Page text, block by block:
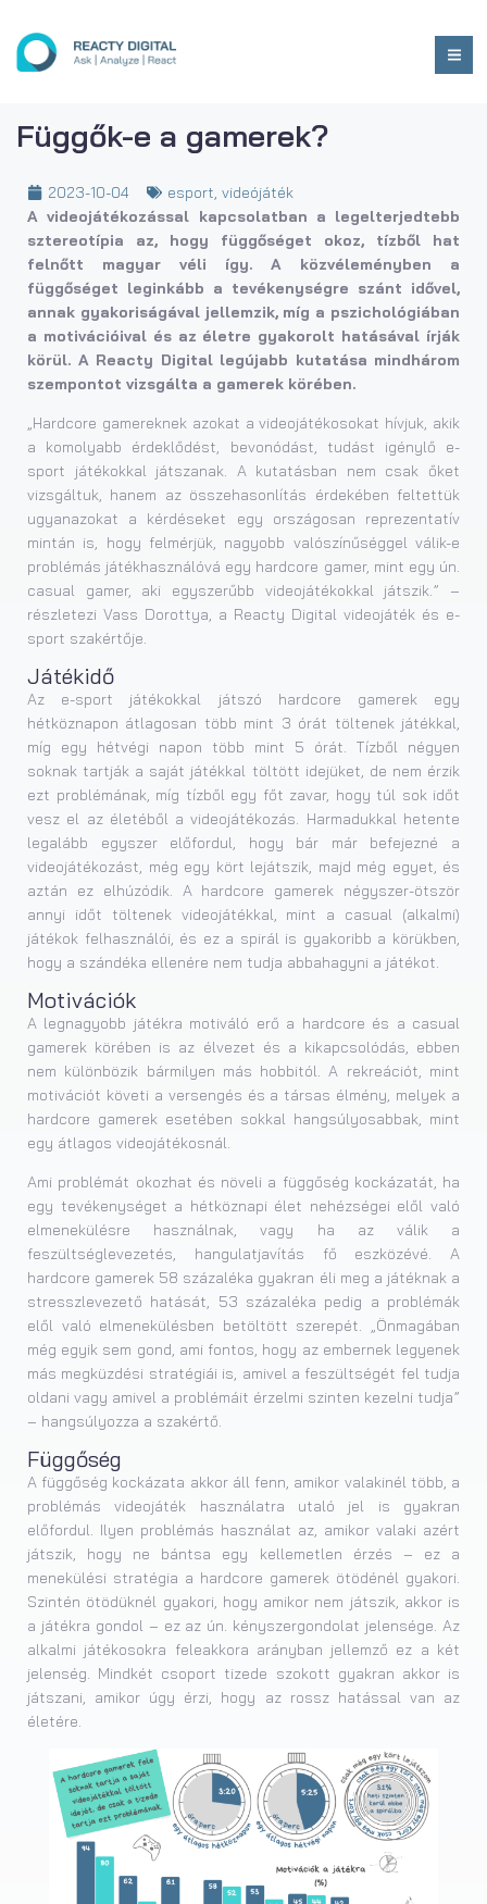
Függők-e a gamerek?
2023-10-04 esport, videójáték
A videojátékozással kapcsolatban a legelterjedtebb
sztereotípia az, hogy függőséget okoz, tízből hat
felnőtt magyar véli így. A közvéleményben a
függőséget leginkább a tevékenységre szánt idővel,
annak gyakoriságával jellemzik, míg a pszichológiában
a motivációival és az életre gyakorolt hatásával írják
körül. A Reacty Digital legújabb kutatása mindhárom
szempontot vizsgálta a gamerek körében.
„Hardcore gamereknek azokat a videojátékosokat hívjuk, akik
a komolyabb érdeklődést, bevonódást, tudást igénylő e-
sport játékokkal játszanak. A kutatásban nem csak őket
vizsgáltuk, hanem az összehasonlítás érdekében feltettük
ugyanazokat a kérdéseket egy országosan reprezentatív
mintán is, hogy felmérjük, nagyobb valószínűséggel válik-e
problémás játékhasználóvá egy hardcore gamer, mint egy ún.
casual gamer, aki egyszerűbb videojátékokkal játszik.” –
részletezi Vass Dorottya, a Reacty Digital videojáték és e-
sport szakértője.
Játékidő
Az e-sport játékokkal játszó hardcore gamerek egy
hétköznapon átlagosan több mint 3 órát töltenek játékkal,
míg egy hétvégi napon több mint 5 órát. Tízből négyen
soknak tartják a saját játékkal töltött idejüket, de nem érzik
ezt problémának, míg tízből egy főt zavar, hogy túl sok időt
vesz el az életéből a videojátékozás. Harmadukkal hetente
legalább egyszer előfordul, hogy bár már befejezné a
videojátékozást, még egy kört lejátszik, majd még egyet, és
aztán ez elhúzódik. A hardcore gamerek négyszer-ötször
annyi időt töltenek videojátékkal, mint a casual (alkalmi)
játékok felhasználói, és ez a spirál is gyakoribb a körükben,
hogy a szándéka ellenére nem tudja abbahagyni a játékot.
Motivációk
A legnagyobb játékra motiváló erő a hardcore és a casual
gamerek körében is az élvezet és a kikapcsolódás, ebben
nem különbözik bármilyen más hobbitól. A rekreációt, mint
motivációt követi a versengés és a társas élmény, melyek a
hardcore gamerek esetében sokkal hangsúlyosabbak, mint
egy átlagos videojátékosnál.
Ami problémát okozhat és növeli a függőség kockázatát, ha
egy tevékenységet a hétköznapi élet nehézségei elől való
elmenekülésre használnak, vagy ha az válik a
feszültséglevezetés, hangulatjavítás fő eszközévé. A
hardcore gamerek 58 százaléka gyakran éli meg a játéknak a
stresszlevezető hatását, 53 százaléka pedig a problémák
elől való elmenekülésben betöltött szerepét. „Önmagában
még egyik sem gond, ami fontos, hogy az embernek legyenek
más megküzdési stratégiái is, amivel a feszültségét fel tudja
oldani vagy amivel a problémáit érzelmi szinten kezelni tudja”
– hangsúlyozza a szakértő.
Függőség
A függőség kockázata akkor áll fenn, amikor valakinél több, a
problémás videojáték használatra utaló jel is gyakran
előfordul. Ilyen problémás használat az, amikor valaki azért
játszik, hogy ne bántsa egy kellemetlen érzés – ez a
menekülési stratégia a hardcore gamerek ötödénél gyakori.
Szintén ötödüknél gyakori, hogy amikor nem játszik, akkor is
a játékra gondol – ez az ún. kényszergondolat jelensége. Az
alkalmi játékosokra feleakkora arányban jellemző ez a két
jelenség. Mindkét csoport tizede szokott gyakran akkor is
játszani, amikor úgy érzi, hogy az rossz hatással van az
életére.